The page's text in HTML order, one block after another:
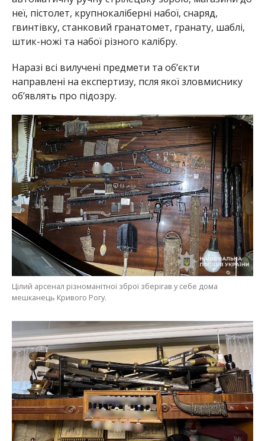
неї, пістолет, крупнокаліберні набої, снаряд,
гвинтівку, станковий гранатомет, гранату, шаблі,
штик-ножі та набої різного калібру.
Наразі всі вилучені предмети та об’єкти
направлені на експертизу, псля якої зловмиснику
об’являть про підозру.
Цілий арсенал різноманітної зброї зберігав у себе дома
мешканець Кривого Рогу.